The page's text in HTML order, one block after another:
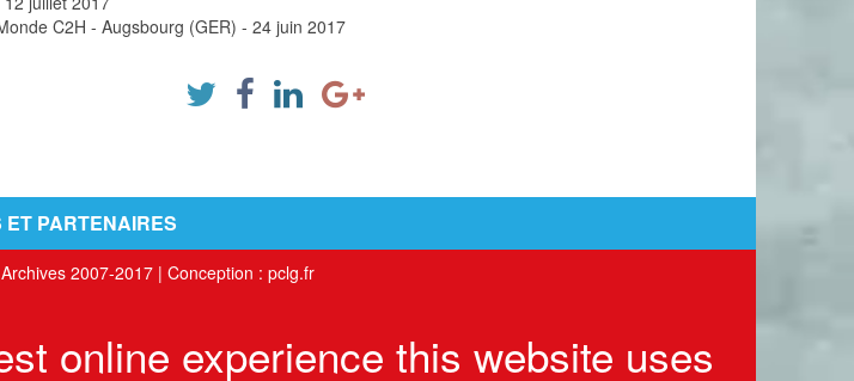
C2H - Augsbourg (GER) - 24 juin 2017
PARTENAIRES
Archives 2007-2017 | Conception : pclg.fr
online experience this website uses